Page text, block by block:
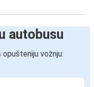
autobusu
vožnju: